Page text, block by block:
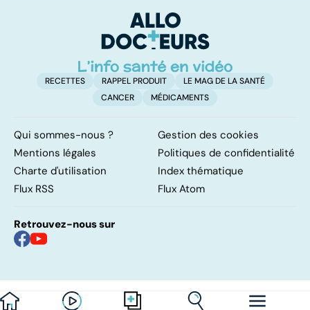
RECETTES RAPPEL PRODUIT
LE MAG DE LA SANTÉ
CANCER
MÉDICAMENTS
Qui sommes-nous ?
Gestion des cookies
Mentions légales
Politiques de confidentialité
Charte d'utilisation
Index thématique
Flux RSS
Flux Atom
Retrouvez-nous sur